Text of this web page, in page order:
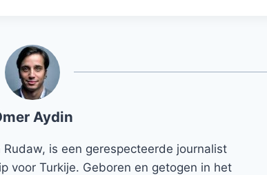
Aydin
is een gerespecteerde journalist
voor Turkije. Geboren en getogen in het